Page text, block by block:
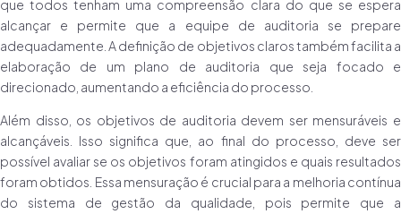
que todos tenham uma compreensão clara do que se espera
alcançar e permite que a equipe de auditoria se prepare
adequadamente. A definição de objetivos claros também facilita a
elaboração de um plano de auditoria que seja focado e
direcionado, aumentando a eficiência do processo.
Além disso, os objetivos de auditoria devem ser mensuráveis e
alcançáveis. Isso significa que, ao final do processo, deve ser
possível avaliar se os objetivos foram atingidos e quais resultados
foram obtidos. Essa mensuração é crucial para a melhoria contínua
do sistema de gestão da qualidade, pois permite que a